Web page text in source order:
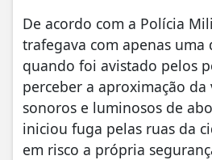
De acordo com a Polícia
trafegava com apenas uma
quando foi avistado pelos
perceber a aproximação
sonoros e luminosos de
iniciou fuga pelas ruas da
em risco a própria